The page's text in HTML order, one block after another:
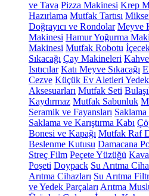
ve Tava Pizza Makinesi Krep
Hazırlama Mutfak Tartısı
Doğrayıcı ve Rondolar Meyve
Makinesi Hamur Yoğurma
Makinesi Mutfak Robotu
Sıkacağı Çay Makineleri
Isıtıcılar Katı Meyve Sıkacağı
Cezve Küçük Ev Aletleri Yedek
Aksesuarları Mutfak Seti
Kaydırmaz Mutfak Sabunluk
Seramik ve Fayansları
Saklama ve Karıştırma Kabı
Bonesi ve Kapağı Mutfak Raf
Beslenme Kutusu Damacana
Streç Film Peçete Yüzüğü
Poşeti Doypack Su Arıtma
Arıtma Cihazları Su Arıtma
ve Yedek Parçaları Arıtma